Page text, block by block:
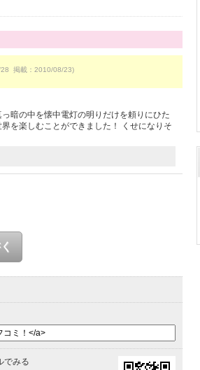
掲載：2010/08/23)
暗の中を懐中電灯の明りだけを頼りにひた
を楽しむことができました！ くせになりそ
でみる